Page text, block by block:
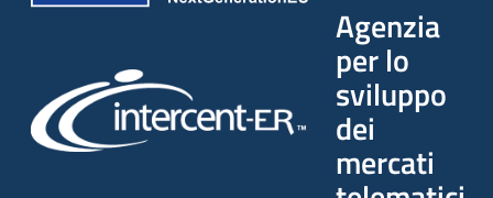
Agenzia
per lo
sviluppo
dei
mercati